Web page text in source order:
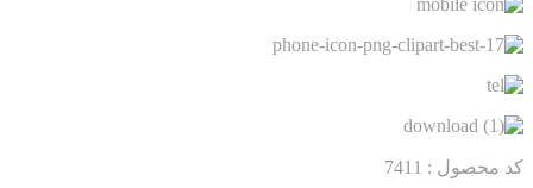
کد محصول : 7411